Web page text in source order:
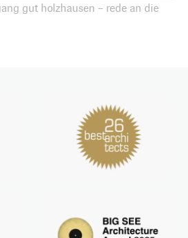
gut holzhausen – rede an die